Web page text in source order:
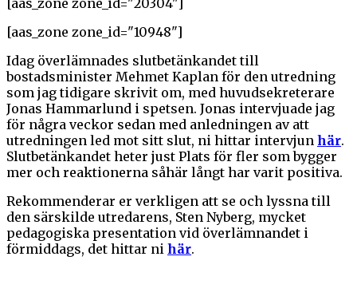
[aas_zone zone_id="10948"]
Idag överlämnades slutbetänkandet till
bostadsminister Mehmet Kaplan för den utredning
som jag tidigare skrivit om, med huvudsekreterare
Jonas Hammarlund i spetsen. Jonas intervjuade jag
för några veckor sedan med anledningen av att
utredningen led mot sitt slut, ni hittar intervjun här.
Slutbetänkandet heter just Plats för fler som bygger
mer och reaktionerna såhär långt har varit positiva.
Rekommenderar er verkligen att se och lyssna till
den särskilde utredarens, Sten Nyberg, mycket
pedagogiska presentation vid överlämnandet i
förmiddags, det hittar ni här.